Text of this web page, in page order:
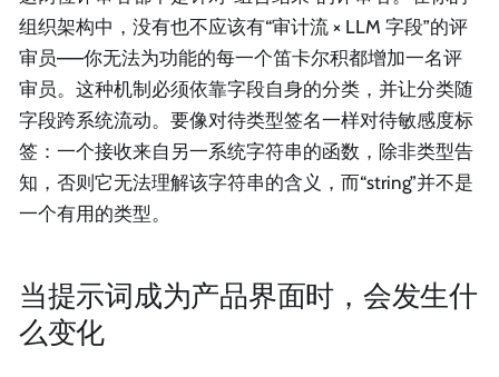
组织架构中，没有也不应该有“审计流 × LLM 字段”的评
审员——你无法为功能的每一个笛卡尔积都增加一名评
审员。这种机制必须依靠字段自身的分类，并让分类随
字段跨系统流动。要像对待类型签名一样对待敏感度标
签：一个接收来自另一系统字符串的函数，除非类型告
知，否则它无法理解该字符串的含义，而“string”并不是
一个有用的类型。
当提示词成为产品界面时，会发生什
么变化